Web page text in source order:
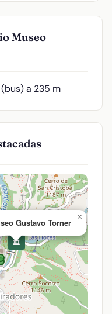
Museo
a 235 m
🏛️
Gustavo Torner
×